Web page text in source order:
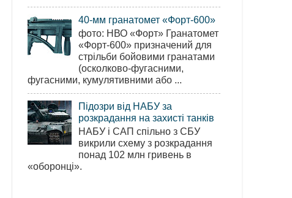
40-мм гранатомет «Форт-600»
фото: НВО «Форт» Гранатомет
«Форт-600» призначений для
стрільби бойовими гранатами
(осколково-фугасними,
фугасними, кумулятивними або ...
Підозри від НАБУ за
розкрадання на захисті танків
НАБУ і САП спільно з СБУ
викрили схему з розкрадання
понад 102 млн гривень в
«оборонці».